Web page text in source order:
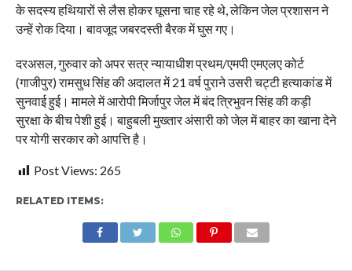
के सदस्य हथियारों से लैस होकर घूसना चाह रहे थे, लेकिन जेल प्रशासन ने
उन्हें रोक दिया। बावजूद जबरदस्ती बैरक में घुस गए।
दरअसल, गुरुवार को अपर सत्र न्यायाधीश प्रथम/एमपी एमएलए कोर्ट
(गाजीपुर) रामसुध सिंह की अदालत में 21 वर्ष पुराने उसरी चट्टी हत्याकांड में
सुनवाई हुई। मामले में आरोपी मिर्जापुर जेल में बंद त्रिभुवन सिंह की कड़ी
सुरक्षा के बीच पेशी हुई। बाहुबली मुख्तार अंसारी को जेल में बाहर का खाना देने
पर योगी सरकार को आपत्ति है।
Post Views: 265
RELATED ITEMS: